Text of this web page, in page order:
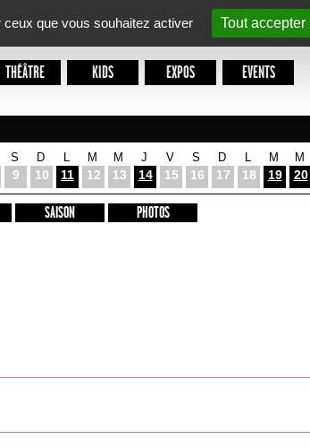
que vous souhaitez activer
Tout accepter
THÉÂTRE KIDS EXPOS
EVENTS
S
9
D
10 11
M
12
M
13
J
14
V
15
S
16
D
17 18
M
19
M
20
SAISON PHOTOS